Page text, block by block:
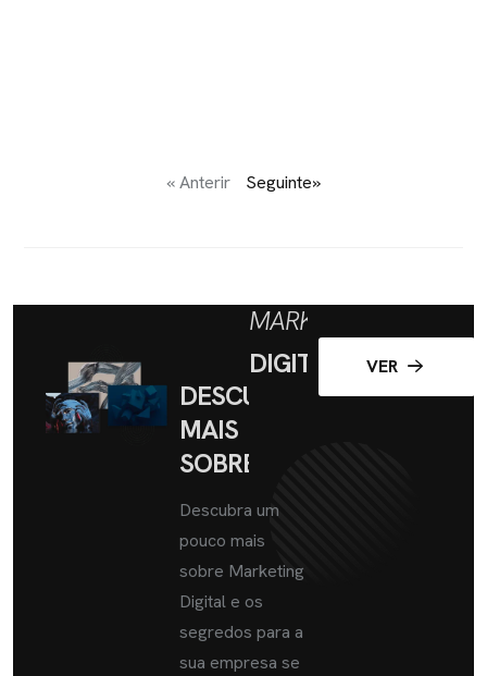
« Anterir Seguinte»
DESCUBRA
MAIS
SOBRE
MARKETING
DIGITAL
Descubra um
pouco mais
sobre Marketing
Digital e os
segredos para a
sua empresa se
VER